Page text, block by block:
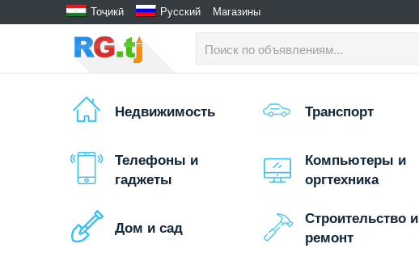
Тоҷикӣ Русский Магазины
Недвижимость Транспорт
Телефоны и
гаджеты
Компьютеры и
оргтехника
Дом и сад
Строительство и
ремонт